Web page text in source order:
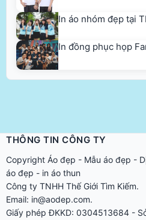
In áo nhóm đẹp tại
In đồng phục họp
THÔNG TIN CÔNG TY
Copyright Áo đẹp - Mẫu áo đẹp -
áo đẹp - in áo thun
Công ty TNHH Thế Giới Tìm Kiếm.
Email: in@aodep.com.
Giấy phép ĐKKD: 0304513684 -